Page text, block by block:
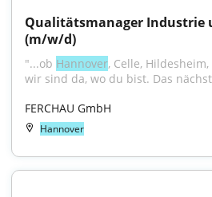
Qualitätsmanager Industrie
(m/w/d)
"...ob Hannover, Celle,
wir sind da, wo du bist. Das
FERCHAU GmbH
Hannover